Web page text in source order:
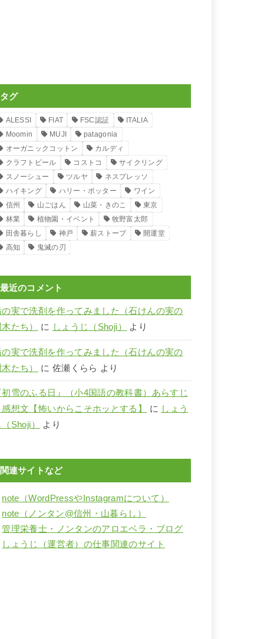
タグ
ALESSI FIAT FSC認証
ITALIA
Moomin
MUJI
patagonia
オーガニックコットン
カルディ
クラフトビール
コストコ
サイクリング
スノーシュー
ツルヤ
ネスプレッソ
ハイキング
ハリー・ポッター
ワイン
信州
山ごはん 山菜・きのこ
東京
林業
植物園・イベント
牧野富太郎
田舎暮らし
神戸 薪ストーブ
開運堂
高知
鬼滅の刃
最近のコメント
の実で洗剤を作ってみました（石けんの実の
たち）
に しょうじ（Shoji） より
の実で洗剤を作ってみました（石けんの実の
たち）
に 佐瀬くらら より
初雪のふる日』（小4国語の教科書）あらすじ
感想文【怖いからこそホッとする】
に しょう
Shoji）
より
関連サイトなど
note（WordPressやInstagramについて）
note（ノンタン@信州・山暮らし）
管理栄養士・ノンタンのアロエベラ・ブログ
しょうじ（運営者）の仕事関連のサイト